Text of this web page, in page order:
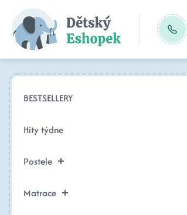
BESTSELLERY
Hity týdne
Postele
Matrace